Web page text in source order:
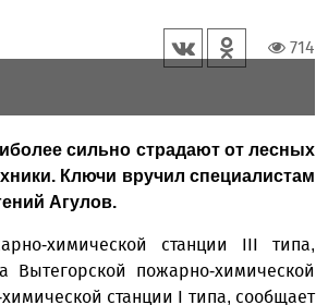
714
сильно страдают от лесных
Ключи вручил специалистам
Агулов.
химической станции III типа,
пожарно-химической
станции I типа, сообщает